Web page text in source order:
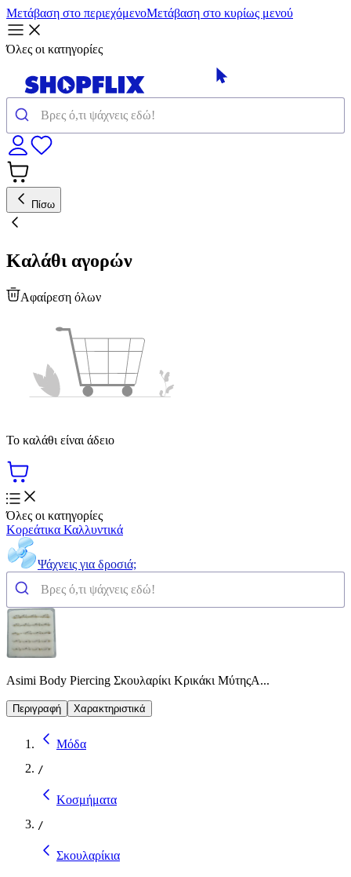
Μετάβαση στο περιεχόμενοΜετάβαση στο κυρίως μενού
Όλες οι κατηγορίες
Πίσω
Καλάθι αγορών
Αφαίρεση όλων
Το καλάθι είναι άδειο
Όλες οι κατηγορίες
Κορεάτικα Καλλυντικά
Ψάχνεις για δροσιά;
Asimi Body Piercing Σκουλαρίκι Κρικάκι ΜύτηςΑ...
Περιγραφή Χαρακτηριστικά
Μόδα
/
Κοσμήματα
/
Σκουλαρίκια